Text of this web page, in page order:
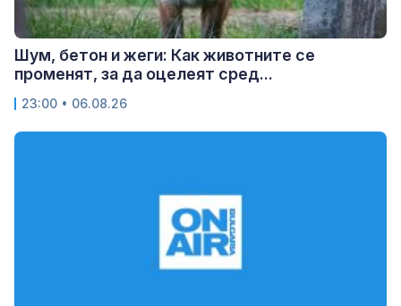
Шум, бетон и жеги: Как животните се
променят, за да оцелеят сред...
23:00 • 06.08.26